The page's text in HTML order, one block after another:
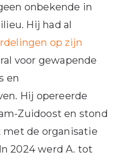
onbekende in
Hij had al
op zijn
voor gewapende
en
Hij opereerde
Zuidoost en stond
de organisatie
In 2024 werd A. tot